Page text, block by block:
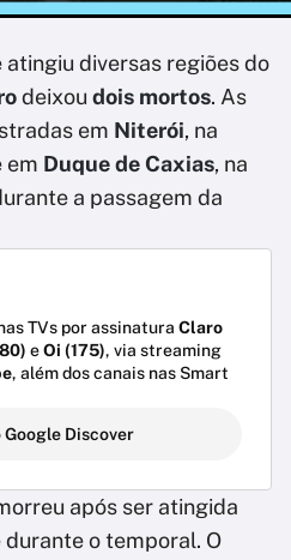
atingiu diversas regiões do
deixou dois mortos. As
em Niterói, na
em Duque de Caxias, na
a passagem da
TVs por assinatura Claro
eOi (175), via streaming
, além dos canais nas Smart
Google Discover
após ser atingida
o temporal. O